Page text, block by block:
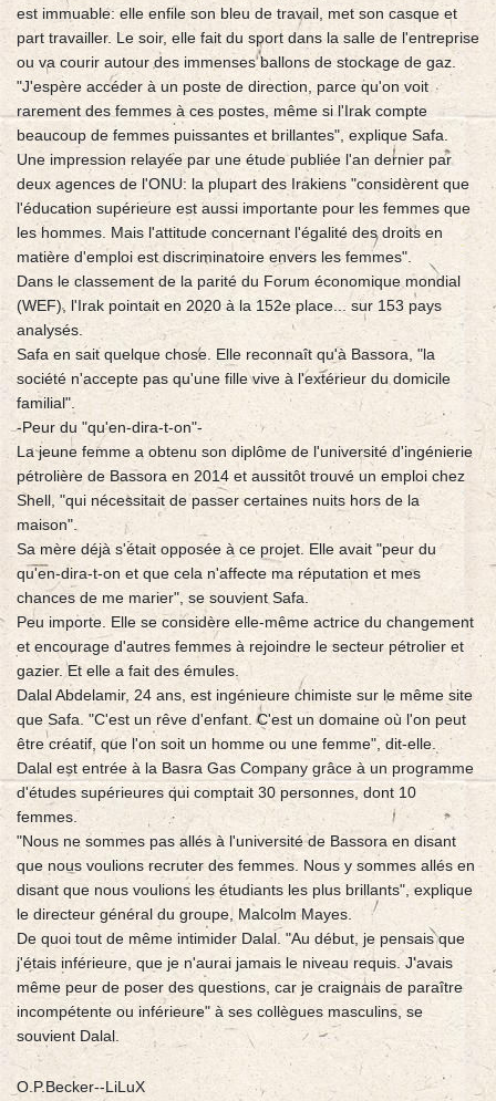
est immuable: elle enfile son bleu de travail, met son casque et
part travailler. Le soir, elle fait du sport dans la salle de l'entreprise
ou va courir autour des immenses ballons de stockage de gaz.
"J'espère accéder à un poste de direction, parce qu'on voit
rarement des femmes à ces postes, même si l'Irak compte
beaucoup de femmes puissantes et brillantes", explique Safa.
Une impression relayée par une étude publiée l'an dernier par
deux agences de l'ONU: la plupart des Irakiens "considèrent que
l'éducation supérieure est aussi importante pour les femmes que
les hommes. Mais l'attitude concernant l'égalité des droits en
matière d'emploi est discriminatoire envers les femmes".
Dans le classement de la parité du Forum économique mondial
(WEF), l'Irak pointait en 2020 à la 152e place... sur 153 pays
analysés.
Safa en sait quelque chose. Elle reconnaît qu'à Bassora, "la
société n'accepte pas qu'une fille vive à l'extérieur du domicile
familial".
-Peur du "qu'en-dira-t-on"-
La jeune femme a obtenu son diplôme de l'université d'ingénierie
pétrolière de Bassora en 2014 et aussitôt trouvé un emploi chez
Shell, "qui nécessitait de passer certaines nuits hors de la
maison".
Sa mère déjà s'était opposée à ce projet. Elle avait "peur du
qu'en-dira-t-on et que cela n'affecte ma réputation et mes
chances de me marier", se souvient Safa.
Peu importe. Elle se considère elle-même actrice du changement
et encourage d'autres femmes à rejoindre le secteur pétrolier et
gazier. Et elle a fait des émules.
Dalal Abdelamir, 24 ans, est ingénieure chimiste sur le même site
que Safa. "C'est un rêve d'enfant. C'est un domaine où l'on peut
être créatif, que l'on soit un homme ou une femme", dit-elle.
Dalal est entrée à la Basra Gas Company grâce à un programme
d'études supérieures qui comptait 30 personnes, dont 10
femmes.
"Nous ne sommes pas allés à l'université de Bassora en disant
que nous voulions recruter des femmes. Nous y sommes allés en
disant que nous voulions les étudiants les plus brillants", explique
le directeur général du groupe, Malcolm Mayes.
De quoi tout de même intimider Dalal. "Au début, je pensais que
j'étais inférieure, que je n'aurai jamais le niveau requis. J'avais
même peur de poser des questions, car je craignais de paraître
incompétente ou inférieure" à ses collègues masculins, se
souvient Dalal.
O.P.Becker--LiLuX